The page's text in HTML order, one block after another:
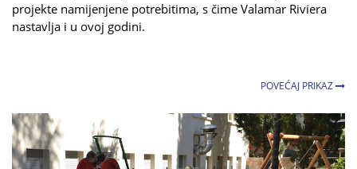
projekte namijenjene potrebitima, s čime Valamar Riviera
nastavlja i u ovoj godini.
POVEĆAJ PRIKAZ